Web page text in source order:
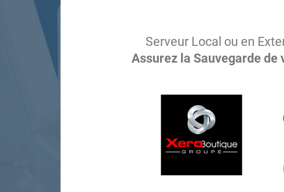
Serveur Local ou en
Assurez la Sauvegarde de